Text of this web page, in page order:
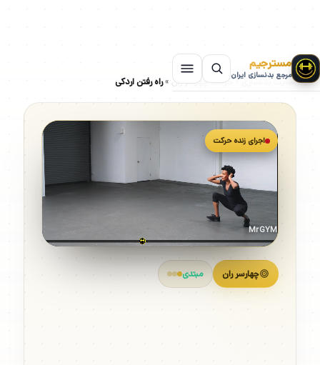
مسترجیم
مرجع بدنسازی ایران
سایت بدنسازی»حرکات چهارسر ران »راه رفتن اردکی
چهارسر ران مبتدی
اجرای زنده حرکت
MrGYM